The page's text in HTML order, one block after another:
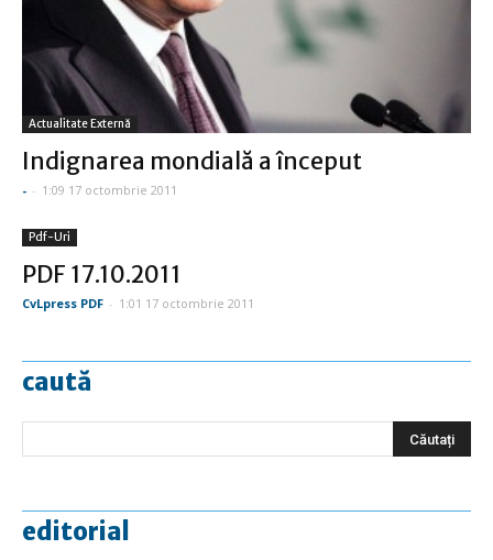
Actualitate Externă
Indignarea mondială a început
- - 1:09 17 octombrie 2011
Pdf-Uri
PDF 17.10.2011
CvLpress PDF - 1:01 17 octombrie 2011
caută
editorial